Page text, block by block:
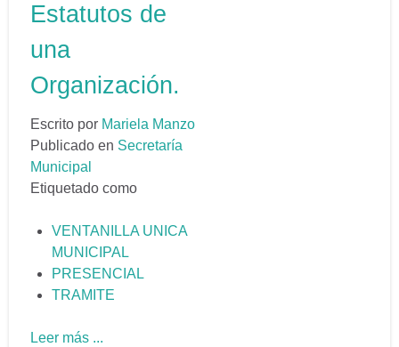
Estatutos de
una
Organización.
Escrito por Mariela Manzo
Publicado en Secretaría
Municipal
Etiquetado como
VENTANILLA UNICA
MUNICIPAL
PRESENCIAL
TRAMITE
Leer más ...